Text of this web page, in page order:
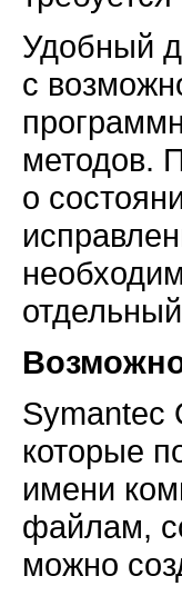
Удобный
с
методов.
о
Symantec
которые
имени
файлам,
можно